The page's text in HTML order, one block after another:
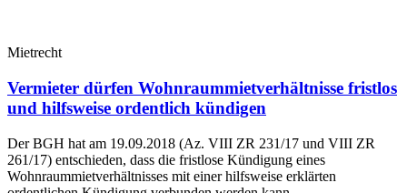
Mietrecht
Vermieter dürfen Wohnraummietverhältnisse fristlos
und hilfsweise ordentlich kündigen
Der BGH hat am 19.09.2018 (Az. VIII ZR 231/17 und VIII ZR
261/17) entschieden, dass die fristlose Kündigung eines
Wohnraummietverhältnisses mit einer hilfsweise erklärten